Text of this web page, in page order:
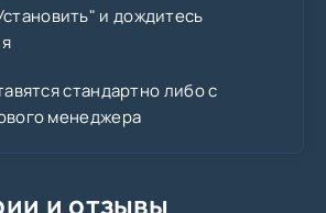
и дождитесь
стандартно либо с
менеджера
и отзывы